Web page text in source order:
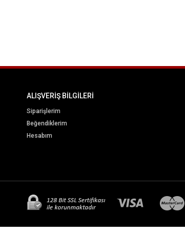
ALIŞVERİŞ BİLGİLERİ
Siparişlerim
Beğendiklerim
Hesabım